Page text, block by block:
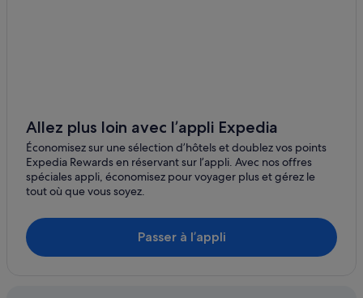
Union Square : hôtels
San Francisco : hôtels Extended Stay America
Sausalito : Gîtes
Fisherman's Wharf : hôtels Hôtels pas chers
Fisherman's Wharf : hôtels
Allez plus loin avec l’appli Expedia
Économisez sur une sélection d’hôtels et doublez vos points
Expedia Rewards en réservant sur l’appli. Avec nos offres
spéciales appli, économisez pour voyager plus et gérez le
tout où que vous soyez.
Passer à l’appli